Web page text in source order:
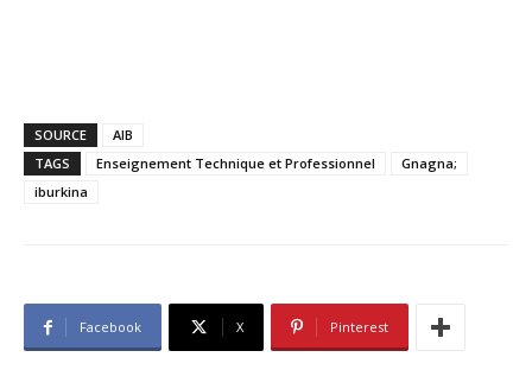
SOURCE
AIB
TAGS
Enseignement Technique et Professionnel
Gnagna;
iburkina
Facebook X Pinterest